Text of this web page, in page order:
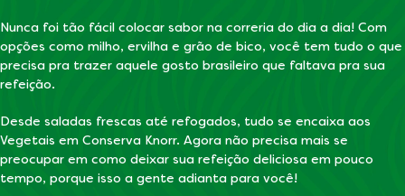
Nunca foi tão fácil colocar sabor na correria do dia a dia! Com
opções como milho, ervilha e grão de bico, você tem tudo o que
precisa pra trazer aquele gosto brasileiro que faltava pra sua
refeição.
Desde saladas frescas até refogados, tudo se encaixa aos
Vegetais em Conserva Knorr. Agora não precisa mais se
preocupar em como deixar sua refeição deliciosa em pouco
tempo, porque isso a gente adianta para você!